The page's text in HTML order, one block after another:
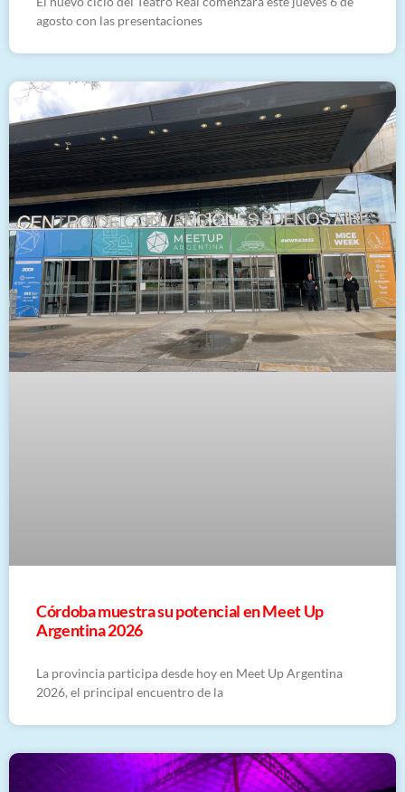
agosto con las presentaciones
Córdoba muestra su potencial en Meet Up
Argentina 2026
La provincia participa desde hoy en Meet Up Argentina
2026, el principal encuentro de la